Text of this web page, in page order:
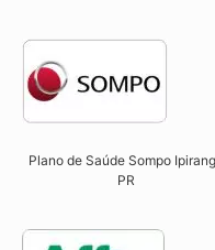
Plano de Saúde Sompo
PR​